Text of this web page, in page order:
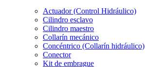
Actuador (Control Hidráulico)
Cilindro esclavo
Cilindro maestro
Collarín mecánico
Concéntrico (Collarín hidráulico)
Conector
Kit de embrague